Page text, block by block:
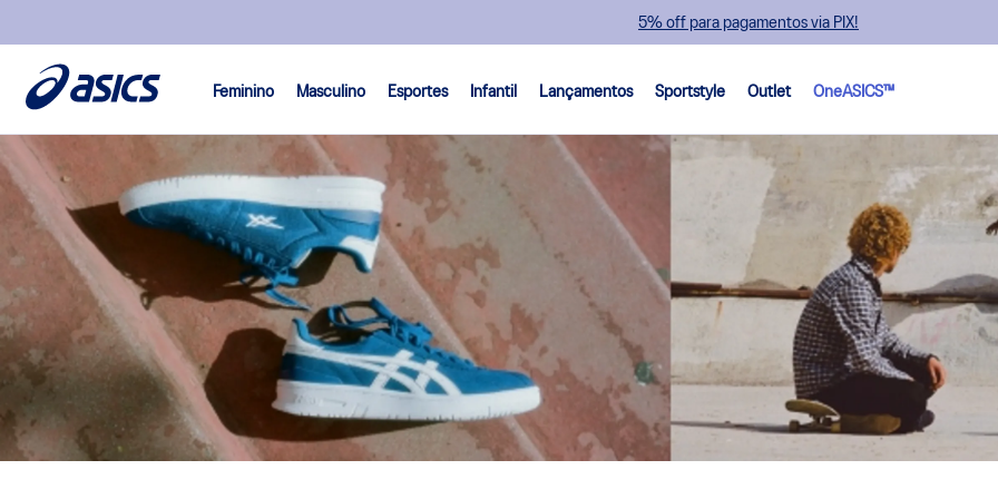
5% off para pagamentos via PIX!
Feminino Masculino Esportes Infantil Lançamentos Sportstyle Outlet OneASICS™